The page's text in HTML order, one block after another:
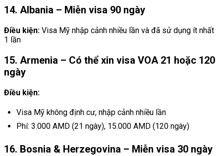
14. Albania – Miễn visa 90 ngày
Điều kiện: Visa Mỹ nhập cảnh nhiều lần và đã sử dụng ít nhất
1 lần
15. Armenia – Có thể xin visa VOA 21 hoặc 120
ngày
Điều kiện:
Visa Mỹ không định cư, nhập cảnh nhiều lần
Phí: 3.000 AMD (21 ngày), 15.000 AMD (120 ngày)
16. Bosnia & Herzegovina – Miễn visa 30 ngày